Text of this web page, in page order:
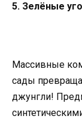
5. Зелёные
Массивные
сады
джунгли!